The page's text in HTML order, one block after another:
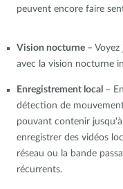
peuvent encore faire
Vision nocturne –
avec la vision nocturne
Enregistrement local –
détection de
pouvant contenir
enregistrer des vidéos
réseau ou la bande
récurrents.